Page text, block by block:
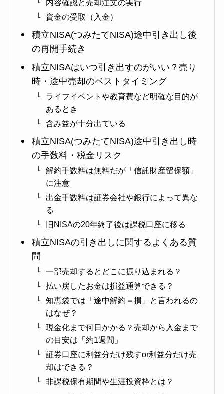
内容確認と売却注文の実行
資金の受取（入金）
積立NISA(つみたてNISA)途中引き出し後
の再開手続き
積立NISAはいつ引き出すのがいい？売り
時・途中売却のベストタイミング
ライフイベントや教育費など明確な目的が
あるとき
含み益が十分出ている
積立NISA(つみたてNISA)途中引き出し時
の手数料・税金リスク
解約手数料は無料だが「信託財産留保額」
に注意
出金手数料は証券会社や銀行によって異な
る
旧NISAの20年終了後は課税口座に移る
積立NISAの引き出しに関するよくある質
問
一部売却するとどこに振り込まれる？
払い戻したお金は損益通算できる？
知恵袋では「途中解約＝損」と言われるの
はなぜ？
現金化まで何日かかる？売却から入金まで
の目安は「約1週間」
証券口座に利益分だけ残すor利益分だけ売
却はできる？
非課税保有期間や生涯投資枠とは？